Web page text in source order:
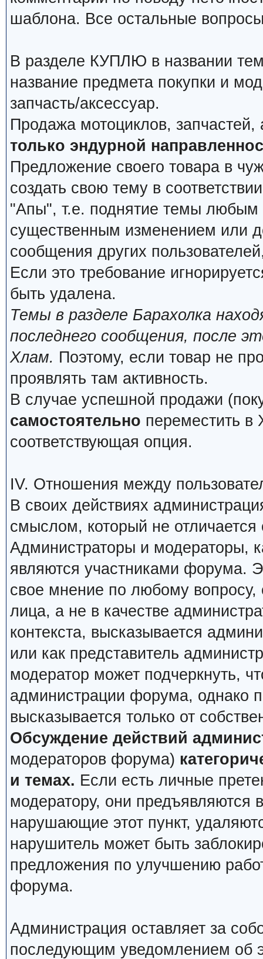
шаблона. Все остальные
В разделе КУПЛЮ в названии
название предмета покупки и
запчасть/аксессуар.
Продажа мотоциклов, запчастей,
только эндурной
Предложение своего товара в
создать свою тему в
"Апы", т.е. поднятие темы любым
существенным изменением или
сообщения других
Если это требование
быть удалена.
Темы в разделе Барахолка
последнего сообщения, после
Хлам. Поэтому, если товар не
проявлять там активность.
В случае успешной продажи
самостоятельно переместить в
соответствующая опция.
IV. Отношения между
В своих действиях
смыслом, который не отличается
Администраторы и модераторы,
являются участниками форума.
свое мнение по любому
лица, а не в качестве
контекста, высказывается
или как представитель
модератор может подчеркнуть,
администрации форума, однако
высказывается только от
Обсуждение действий
модераторов форума)
и темах. Если есть личные
модератору, они
нарушающие этот пункт,
нарушитель может быть
предложения по улучшению
форума.
Администрация оставляет за
последующим уведомлением об